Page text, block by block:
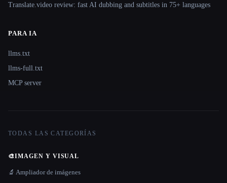
Translate.video review: fast AI dubbing and subtitles in 75+ languages
PARA IA
llms.txt
llms-full.txt
MCP server
TODAS LAS CATEGORÍAS
🎨IMAGEN Y VISUAL
🔬 Ampliador de imágenes